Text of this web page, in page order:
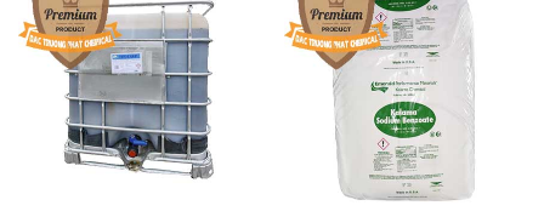
Chất tạo bọt Las P Tico Tank
IBC Bồn Việt Nam
Sodium Benzoate – Mốc Bột
Kalama Food Grade Mỹ Usa